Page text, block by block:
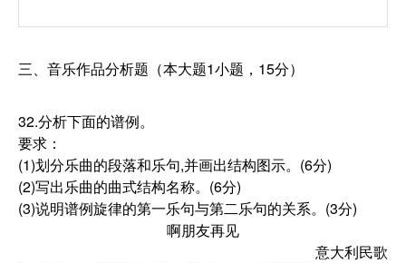
三、音乐作品分析题（本大题1小题，15分）
32.分析下面的谱例。
要求：
(1)划分乐曲的段落和乐句,并画出结构图示。(6分)
(2)写出乐曲的曲式结构名称。(6分)
(3)说明谱例旋律的第一乐句与第二乐句的关系。(3分)
啊朋友再见
意大利民歌